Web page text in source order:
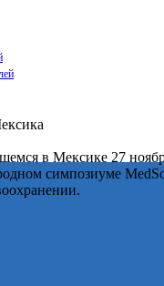
в Мексике 27
симпозиуме